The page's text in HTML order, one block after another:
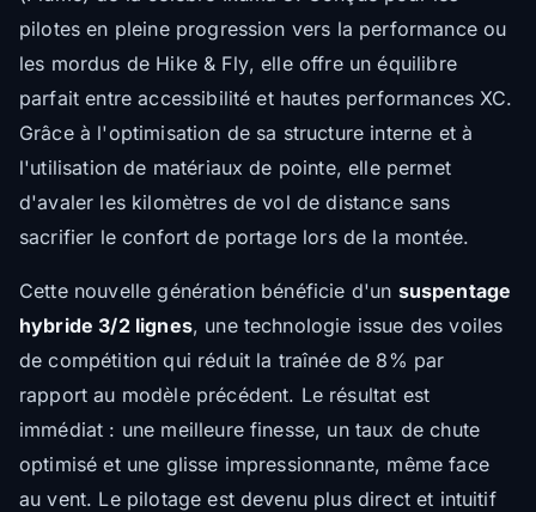
pilotes en pleine progression vers la performance ou
les mordus de Hike & Fly, elle offre un équilibre
parfait entre accessibilité et hautes performances XC.
Grâce à l'optimisation de sa structure interne et à
l'utilisation de matériaux de pointe, elle permet
d'avaler les kilomètres de vol de distance sans
sacrifier le confort de portage lors de la montée.
Cette nouvelle génération bénéficie d'un suspentage
hybride 3/2 lignes, une technologie issue des voiles
de compétition qui réduit la traînée de 8% par
rapport au modèle précédent. Le résultat est
immédiat : une meilleure finesse, un taux de chute
optimisé et une glisse impressionnante, même face
au vent. Le pilotage est devenu plus direct et intuitif